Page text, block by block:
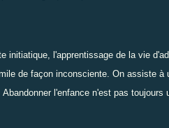
initiatique, l'apprentissage de la vie
de façon inconsciente. On assiste à
l'enfance n'est pas toujours